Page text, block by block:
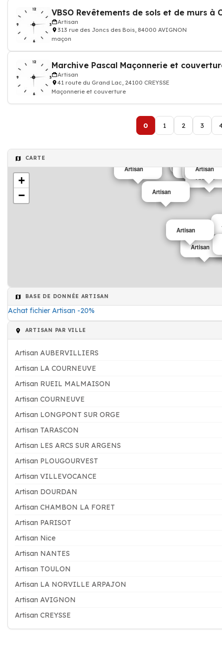
VBSO Revêtements de sols et de murs à
Artisan
313 rue des Joncs des Bois, 84000 AVIGNON
maçon
Marchive Pascal Maçonnerie et
Artisan
41 route du Grand Lac, 24100 CREYSSE
Maçonnerie et couverture
0 1 2 3
CARTE
Couvreur-
Artisan
Artisan
Artisan
Artisan
Artisan
Artisan
Artisan
+
−
BASE DE DONNÉE ARTISAN
Achat fichier Artisan -20%
ARTISAN PAR VILLE
Artisan AUBERVILLIERS
Artisan LA COURNEUVE
Artisan RUEIL MALMAISON
Artisan COURNEUVE
Artisan LONGPONT SUR ORGE
Artisan TARASCON
Artisan LES ARCS SUR ARGENS
Artisan PLOUGOURVEST
Artisan VILLEVOCANCE
Artisan DOURDAN
Artisan CHAMBON LA FORET
Artisan PARISOT
Artisan Nice
Artisan NANTES
Artisan TOULON
Artisan LA NORVILLE ARPAJON
Artisan AVIGNON
Artisan CREYSSE